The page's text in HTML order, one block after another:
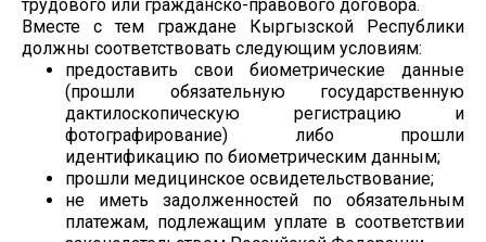
трудового или гражданско-правового договора.
Вместе с тем граждане Кыргызской Республики
должны соответствовать следующим условиям:
предоставить свои биометрические данные
(прошли обязательную государственную
дактилоскопическую регистрацию и
фотографирование) либо прошли
идентификацию по биометрическим данным;
прошли медицинское освидетельствование;
не иметь задолженностей по обязательным
платежам, подлежащим уплате в соответствии